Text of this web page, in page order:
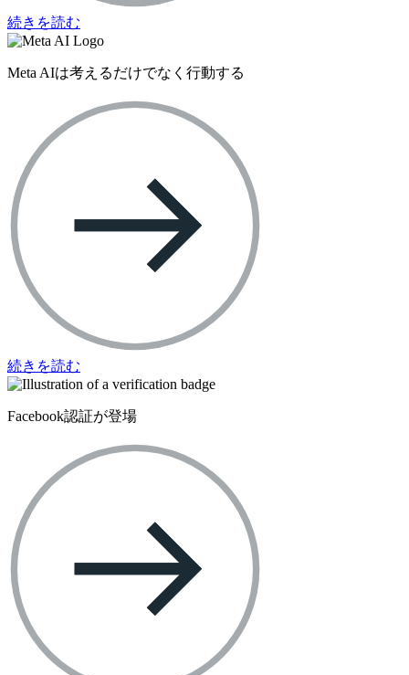
続きを読む
Meta AIは考えるだけでなく行動する
続きを読む
Facebook認証が登場